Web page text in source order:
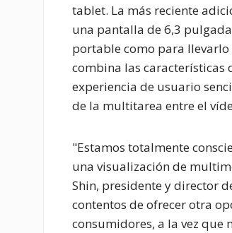
tablet. La más reciente
una pantalla de 6,3
portable como para llevarlo
combina las características
experiencia de usuario
de la multitarea entre el
"Estamos totalmente
una visualización de
Shin, presidente y director
contentos de ofrecer otra
consumidores, a la vez